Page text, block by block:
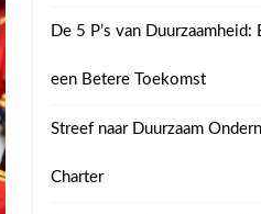
De 5 P’s van Duurzaamheid:
een Betere Toekomst
Streef naar Duurzaam
Charter